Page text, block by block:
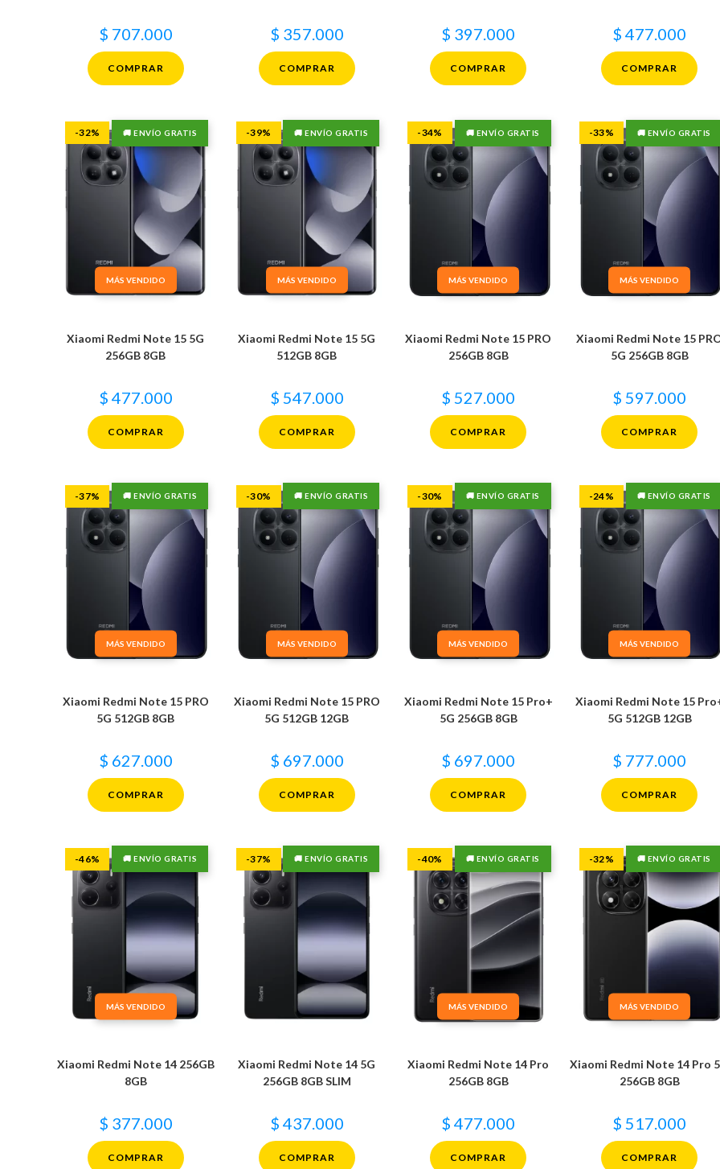
$ 707.000
COMPRAR
$ 357.000
COMPRAR
$ 397.000
COMPRAR
$ 477.000
COMPRAR
MÁS VENDIDO
🚚 ENVÍO GRATIS
-32%
Xiaomi Redmi Note 15 5G
256GB 8GB
$ 477.000
COMPRAR
MÁS VENDIDO
🚚 ENVÍO GRATIS
-39%
Xiaomi Redmi Note 15 5G
512GB 8GB
$ 547.000
COMPRAR
MÁS VENDIDO
🚚 ENVÍO GRATIS
-34%
Xiaomi Redmi Note 15 PRO
256GB 8GB
$ 527.000
COMPRAR
MÁS VENDIDO
🚚 ENVÍO GRATIS
-33%
Xiaomi Redmi Note 15
5G 256GB 8GB
$ 597.000
COMPRAR
MÁS VENDIDO
🚚 ENVÍO GRATIS
-37%
Xiaomi Redmi Note 15 PRO
5G 512GB 8GB
$ 627.000
COMPRAR
MÁS VENDIDO
🚚 ENVÍO GRATIS
-30%
Xiaomi Redmi Note 15 PRO
5G 512GB 12GB
$ 697.000
COMPRAR
MÁS VENDIDO
🚚 ENVÍO GRATIS
-30%
Xiaomi Redmi Note 15 Pro+
5G 256GB 8GB
$ 697.000
COMPRAR
MÁS VENDIDO
🚚 ENVÍO GRATIS
-24%
Xiaomi Redmi Note 15
5G 512GB 12GB
$ 777.000
COMPRAR
MÁS VENDIDO
🚚 ENVÍO GRATIS
-46%
Xiaomi Redmi Note 14 256GB
8GB
$ 377.000
COMPRAR
🚚 ENVÍO GRATIS
-37%
Xiaomi Redmi Note 14 5G
256GB 8GB SLIM
$ 437.000
COMPRAR
MÁS VENDIDO
🚚 ENVÍO GRATIS
-40%
Xiaomi Redmi Note 14 Pro
256GB 8GB
$ 477.000
COMPRAR
MÁS VENDIDO
🚚 ENVÍO GRATIS
-32%
Xiaomi Redmi Note 14 Pro
256GB 8GB
$ 517.000
COMPRAR